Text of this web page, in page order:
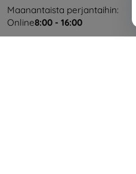
Maanantaista perjantaihin:
Online8:00 - 16:00